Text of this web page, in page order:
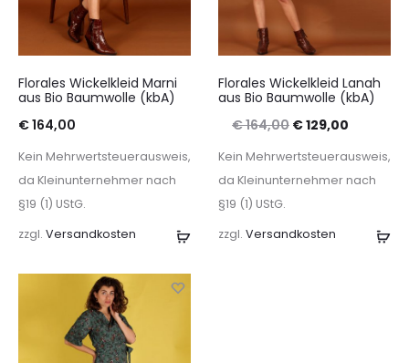
Ausführung
Florales Wickelkleid Marni
aus Bio Baumwolle (kbA)
€164,00
Kein Mehrwertsteuerausweis,
da Kleinunternehmer nach
§19 (1) UStG.
zzgl. Versandkosten
Florales Wickelkleid Lanah
aus Bio Baumwolle (kbA)
€164,00 Ursprünglicher
Preis
war:
€129,00
Preis
ist:
Kein Mehrwertsteuerausweis,
da Kleinunternehmer nach
§19 (1) UStG.
zzgl. Versandkosten